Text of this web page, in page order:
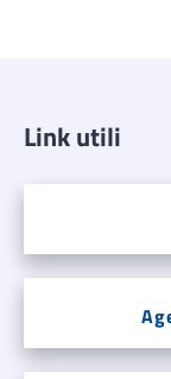
Link utili